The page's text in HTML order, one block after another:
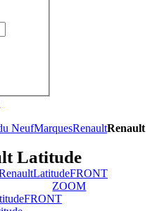
NeufMarquesRenaultRenault
Latitude
ZOOM